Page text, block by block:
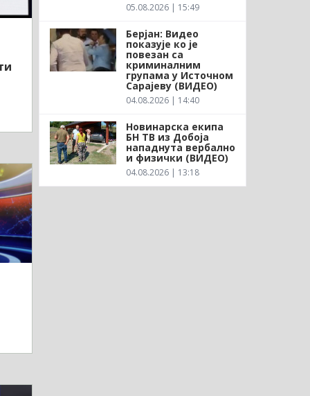
05.08.2026 | 15:49
Берјан: Видео
показује ко је
повезан са
криминалним
групама у Источном
Сарајеву (ВИДЕО)
04.08.2026 | 14:40
Новинарска екипа
БН ТВ из Добоја
нападнута вербално
и физички (ВИДЕО)
04.08.2026 | 13:18